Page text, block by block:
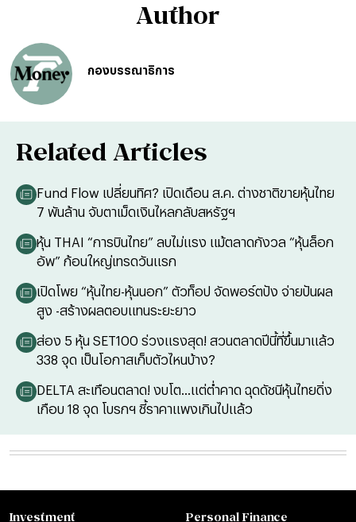
Author
กองบรรณาธิการ
Related Articles
Fund Flow เปลี่ยนทิศ? เปิดเดือน ส.ค. ต่างชาติขายหุ้นไทย
7 พันล้าน จับตาเม็ดเงินไหลกลับสหรัฐฯ
หุ้น THAI “การบินไทย” ลบไม่แรง แม้ตลาดกังวล “หุ้นล็อก
อัพ” ก้อนใหญ่เทรดวันแรก
เปิดโพย “หุ้นไทย-หุ้นนอก” ตัวท็อป จัดพอร์ตปัง จ่ายปันผล
สูง -สร้างผลตอบแทนระยะยาว
ส่อง 5 หุ้น SET100 ร่วงแรงสุด! สวนตลาดปีนี้ที่ขึ้นมาแล้ว
338 จุด เป็นโอกาสเก็บตัวไหนบ้าง?
DELTA สะเทือนตลาด! งบโต...แต่ต่ำคาด ฉุดดัชนีหุ้นไทยดิ่ง
เกือบ 18 จุด โบรกฯ ชี้ราคาแพงเกินไปแล้ว
Investment Personal Finance